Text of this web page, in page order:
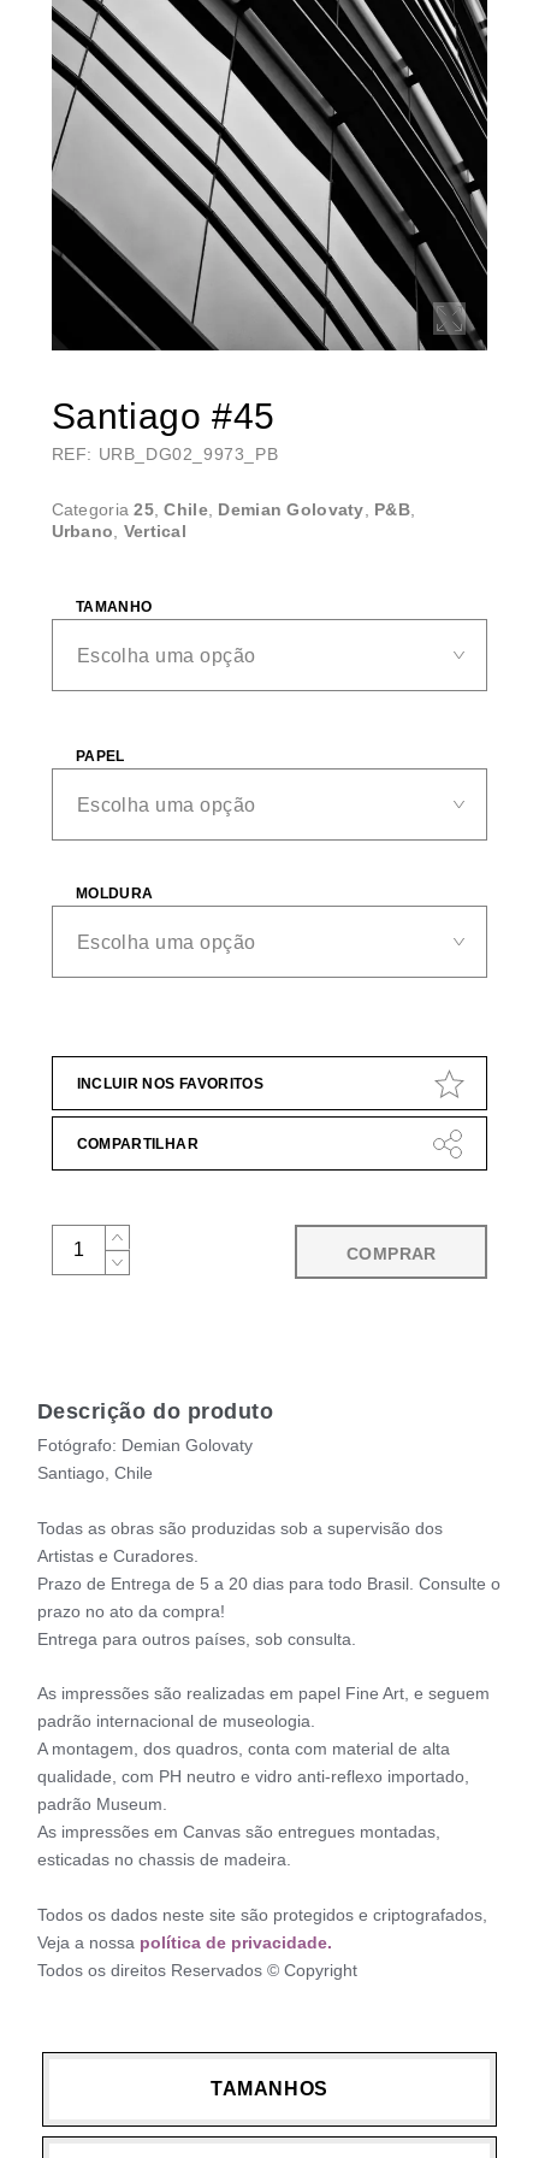
Santiago #45
REF: URB_DG02_9973_PB
Categoria25,Chile, Demian Golovaty, P&B,
Urbano, Vertical
TAMANHO
PAPEL
MOLDURA
INCLUIR NOS FAVORITOS
COMPARTILHAR
COMPRAR
Descrição do produto
Fotógrafo: Demian Golovaty
Santiago, Chile
Todas as obras são produzidas sob a supervisão dos
Artistas e Curadores.
Prazo de Entrega de 5 a 20 dias para todo Brasil. Consulte o
prazo no ato da compra!
Entrega para outros países, sob consulta.
As impressões são realizadas em papel Fine Art, e seguem
padrão internacional de museologia.
A montagem, dos quadros, conta com material de alta
qualidade, com PH neutro e vidro anti-reflexo importado,
padrão Museum.
As impressões em Canvas são entregues montadas,
esticadas no chassis de madeira.
Todos os dados neste site são protegidos e criptografados,
Veja a nossa política de privacidade.
Todos os direitos Reservados © Copyright
TAMANHOS